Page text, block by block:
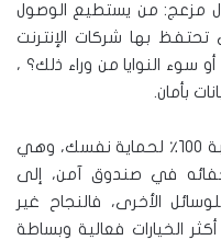
مزعج: من يستطيع الوصول
تحتفظ بها شركات الإنترنت
النوايا من وراء ذلك؟ ،
بأمان.
هناك وسيلة واحدة فقط فعالة بنسبة ١٠٠٪ لحماية نفسك، وهي
في صندوق آمن، إلى
الأخرى، فالنجاح غير
سندرج أكثر الخيارات فعالية وبساطة